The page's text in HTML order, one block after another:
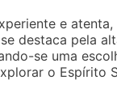
e
destaca pela
se uma
o Espírito